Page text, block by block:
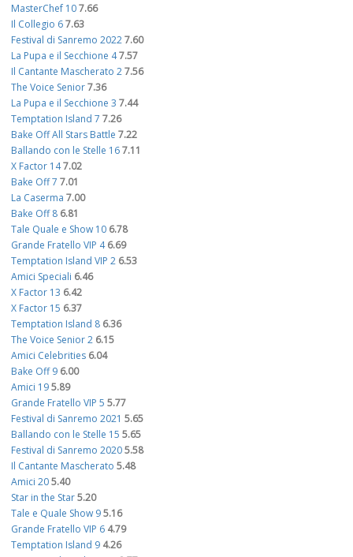
MasterChef 107.66
Il Collegio 67.63
Festival di Sanremo 20227.60
La Pupa e il Secchione 47.57
Il Cantante Mascherato 27.56
The Voice Senior7.36
La Pupa e il Secchione 3 7.44
Temptation Island 7 7.26
Bake Off All Stars Battle 7.22
Ballando con le Stelle 167.11
X Factor 147.02
Bake Off 7 7.01
La Caserma 7.00
Bake Off 8 6.81
Tale Quale e Show 10 6.78
Grande Fratello VIP 4 6.69
Temptation Island VIP 2 6.53
Amici Speciali 6.46
X Factor 13 6.42
X Factor 15 6.37
Temptation Island 8 6.36
The Voice Senior 2 6.15
Amici Celebrities 6.04
Bake Off 9 6.00
Amici 195.89
Grande Fratello VIP 5 5.77
Festival di Sanremo 2021 5.65
Ballando con le Stelle 15 5.65
Festival di Sanremo 20205.58
Il Cantante Mascherato 5.48
Amici 205.40
Star in the Star5.20
Tale e Quale Show 95.16
Grande Fratello VIP 6 4.79
Temptation Island 9 4.26